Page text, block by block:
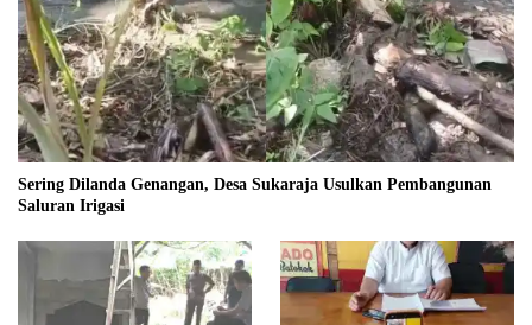
Sering Dilanda Genangan, Desa Sukaraja Usulkan Pembangunan
Saluran Irigasi